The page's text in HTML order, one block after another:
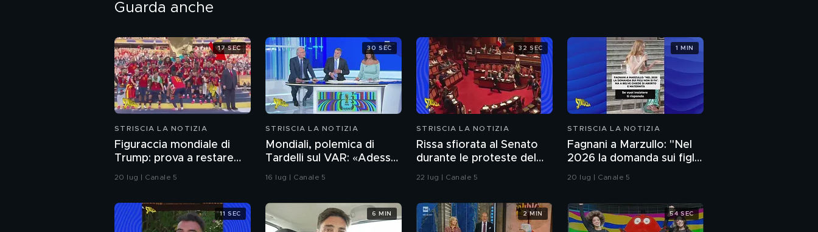
Russia
Roma, il sottopasso
pericoloso
Guarda anche
STRISCIA LA NOTIZIA
Figuraccia mondiale di
Trump: prova a restare
nella foto della Spagna
20 lug | Canale 5
17 SEC
STRISCIA LA NOTIZIA
Mondiali, polemica di
Tardelli sul VAR: «Adesso
c'è ma è peggio». Lo
16 lug | Canale 5
30 SEC
STRISCIA LA NOTIZIA
Rissa sfiorata al Senato
durante le proteste del
M5S sul caso Delmastro
22 lug | Canale 5
32 SEC
STRISCIA LA NOTIZIA
Fagnani a Marzullo: "Nel
2026 la domanda sui figli
non si fa". Ma a Belve
20 lug | Canale 5
1 MIN
11 SEC 6 MIN 2 MIN 54 SEC